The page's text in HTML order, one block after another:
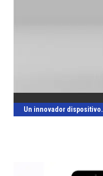
Un innovador dispositivo.